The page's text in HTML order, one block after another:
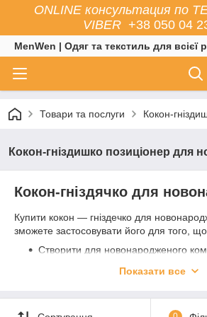
ONLINE консультация по
VIBER +38 050 04
MenWen | Одяг та текстиль для всієї
Товари та послуги Кокон-
Кокон-гніздишко позиціонер для
Кокон-гніздячко для
Купити кокон — гніздечко для
зможете застосовувати його для того,
Створити для новонародженого
Забезпечити сон у положенні на
Мати безпечну можливість спати
Показати все